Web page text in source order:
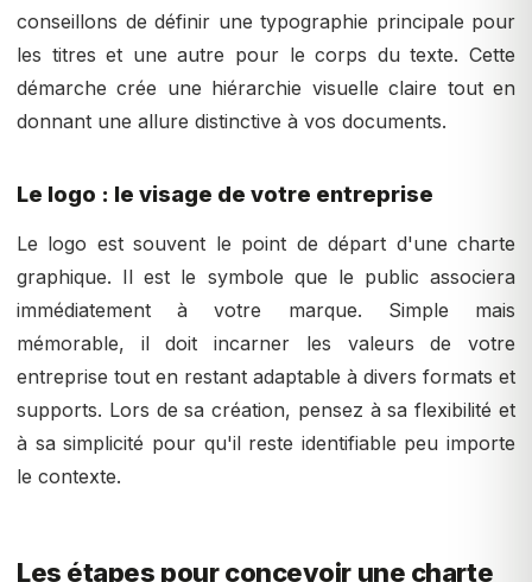
conseillons de définir une typographie principale pour
les titres et une autre pour le corps du texte. Cette
démarche crée une hiérarchie visuelle claire tout en
donnant une allure distinctive à vos documents.
Le logo : le visage de votre entreprise
Le logo est souvent le point de départ d'une charte
graphique. Il est le symbole que le public associera
immédiatement à votre marque. Simple mais
mémorable, il doit incarner les valeurs de votre
entreprise tout en restant adaptable à divers formats et
supports. Lors de sa création, pensez à sa flexibilité et
à sa simplicité pour qu'il reste identifiable peu importe
le contexte.
Les étapes pour concevoir une charte